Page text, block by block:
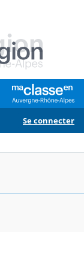
Se connecter